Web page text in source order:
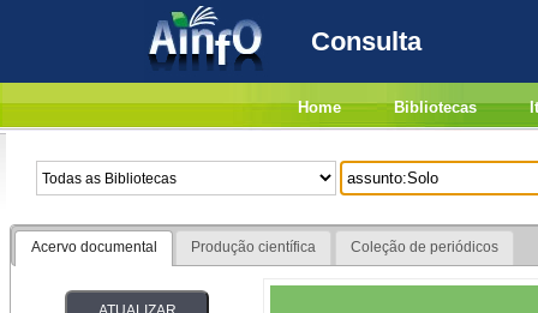
Consulta
Home Bibliotecas
Acervo documental Produção científica Coleção de periódicos